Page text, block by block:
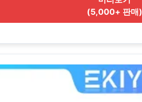
(5,000+ 판매)